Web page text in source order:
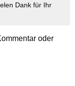
Dank für Ihr
oder